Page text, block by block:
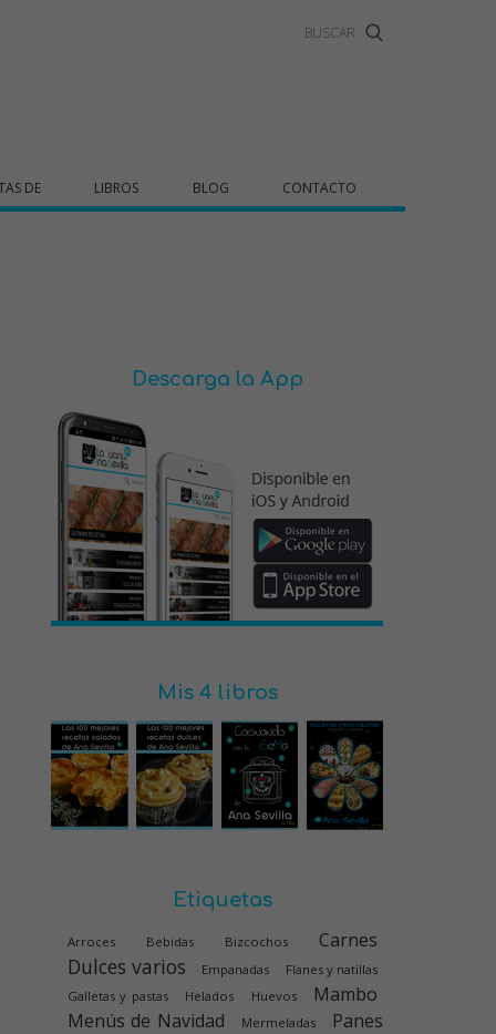
DE LIBROS BLOG CONTACTO
Descarga la App
Mis 4 libros
Etiquetas
Arroces Bebidas Bizcochos Carnes
Dulces varios Empanadas
Flanes y natillas
Galletas y pastas
Helados Huevos
Mambo
Menús de Navidad
Mermeladas
Panes